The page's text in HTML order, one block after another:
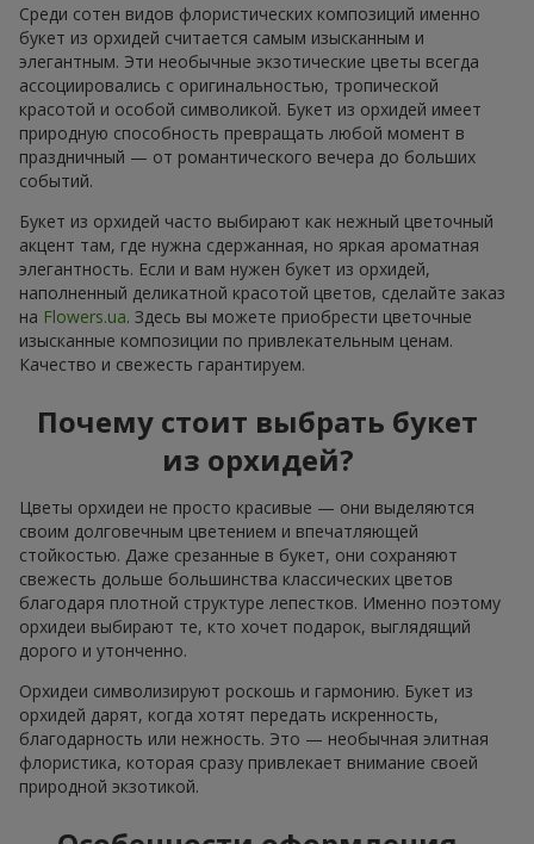
Среди сотен видов флористических композиций именно
букет из орхидей считается самым изысканным и
элегантным. Эти необычные экзотические цветы всегда
ассоциировались с оригинальностью, тропической
красотой и особой символикой. Букет из орхидей имеет
природную способность превращать любой момент в
праздничный — от романтического вечера до больших
событий.
Букет из орхидей часто выбирают как нежный цветочный
акцент там, где нужна сдержанная, но яркая ароматная
элегантность. Если и вам нужен букет из орхидей,
наполненный деликатной красотой цветов, сделайте заказ
на Flowers.ua. Здесь вы можете приобрести цветочные
изысканные композиции по привлекательным ценам.
Качество и свежесть гарантируем.
Почему стоит выбрать букет
из орхидей?
Цветы орхидеи не просто красивые — они выделяются
своим долговечным цветением и впечатляющей
стойкостью. Даже срезанные в букет, они сохраняют
свежесть дольше большинства классических цветов
благодаря плотной структуре лепестков. Именно поэтому
орхидеи выбирают те, кто хочет подарок, выглядящий
дорого и утонченно.
Орхидеи символизируют роскошь и гармонию. Букет из
орхидей дарят, когда хотят передать искренность,
благодарность или нежность. Это — необычная элитная
флористика, которая сразу привлекает внимание своей
природной экзотикой.